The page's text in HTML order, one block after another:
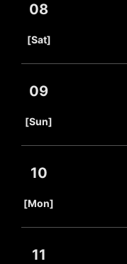
08
[Sat]
09
[Sun]
10
[Mon]
11